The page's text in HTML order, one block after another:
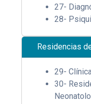
27-
28-
Residencias
29-
30-